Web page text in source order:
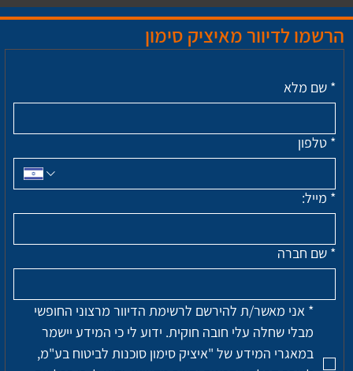
הרשמו לדיוור מאיציק סימון
* שם מלא
* טלפון
* מייל:
* שם חברה
*